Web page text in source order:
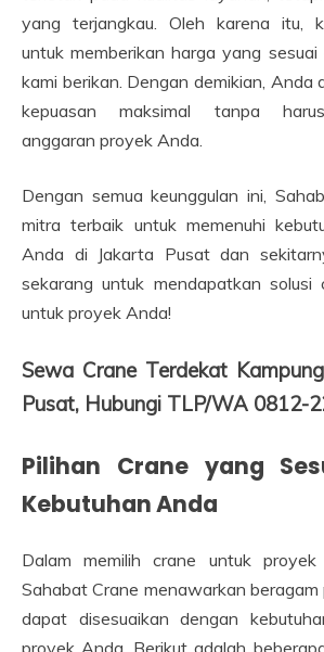
yang terjangkau. Oleh karena itu,
untuk memberikan harga yang
kami berikan. Dengan demikian, Anda
kepuasan maksimal tanpa
anggaran proyek Anda.
Dengan semua keunggulan ini,
mitra terbaik untuk memenuhi
Anda di Jakarta Pusat dan
sekarang untuk mendapatkan
untuk proyek Anda!
Sewa Crane Terdekat
Pusat, Hubungi TLP/WA 0812-
Pilihan Crane yang
Kebutuhan Anda
Dalam memilih crane untuk proyek
Sahabat Crane menawarkan beragam
dapat disesuaikan dengan
proyek Anda. Berikut adalah